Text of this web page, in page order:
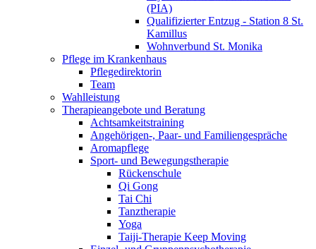
(PIA)
Qualifizierter Entzug - Station 8 St.
Kamillus
Wohnverbund St. Monika
Pflege im Krankenhaus
Pflegedirektorin
Team
Wahlleistung
Therapieangebote und Beratung
Achtsamkeitstraining
Angehörigen-, Paar- und Familiengespräche
Aromapflege
Sport- und Bewegungstherapie
Rückenschule
Qi Gong
Tai Chi
Tanztherapie
Yoga
Taiji-Therapie Keep Moving